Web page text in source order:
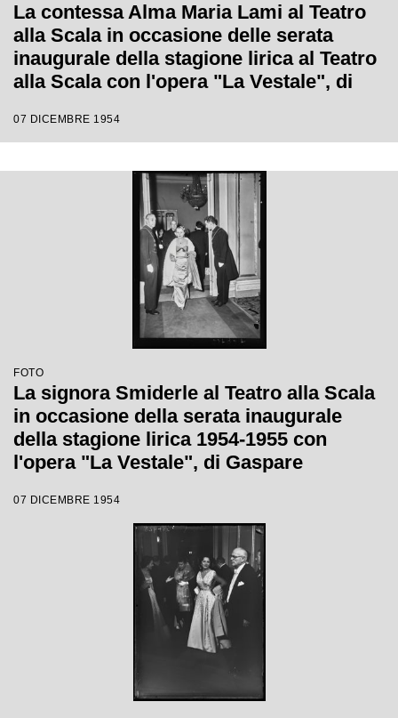
La contessa Alma Maria Lami al Teatro
alla Scala in occasione delle serata
inaugurale della stagione lirica al Teatro
alla Scala con l'opera "La Vestale", di
Votto, con la regia di Luchino Visconti
07 DICEMBRE 1954
FOTO
La signora Smiderle al Teatro alla Scala
in occasione della serata inaugurale
della stagione lirica 1954-1955 con
l'opera "La Vestale", di Gaspare
la regia di Luchino Visconti
07 DICEMBRE 1954